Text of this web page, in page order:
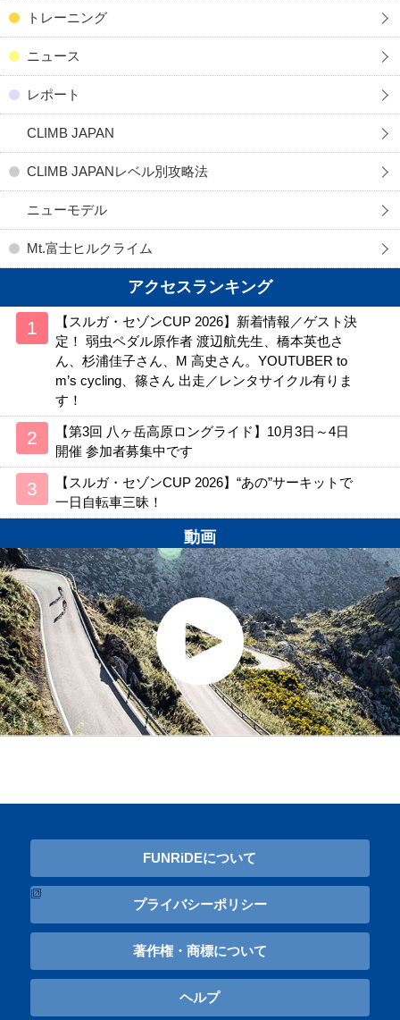
トレーニング
ニュース
レポート
CLIMB JAPAN
CLIMB JAPANレベル別攻略法
ニューモデル
Mt.富士ヒルクライム
アクセスランキング
【スルガ・セゾンCUP 2026】新着情報／ゲスト決
定！ 弱虫ペダル原作者 渡辺航先生、橋本英也さ
ん、杉浦佳子さん、M 高史さん。YOUTUBER to
m’s cycling、篠さん 出走／レンタサイクル有りま
す！
【第3回 八ヶ岳高原ロングライド】10月3日～4日
開催 参加者募集中です
【スルガ・セゾンCUP 2026】“あの”サーキットで
一日自転車三昧！
動画
FUNRiDEについて
プライバシーポリシー
著作権・商標について
ヘルプ